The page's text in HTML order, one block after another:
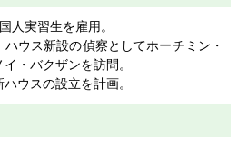
人実習生を雇用。
ウス新設の偵察としてホーチミン・
・バクザンを訪問。
ウスの設立を計画。